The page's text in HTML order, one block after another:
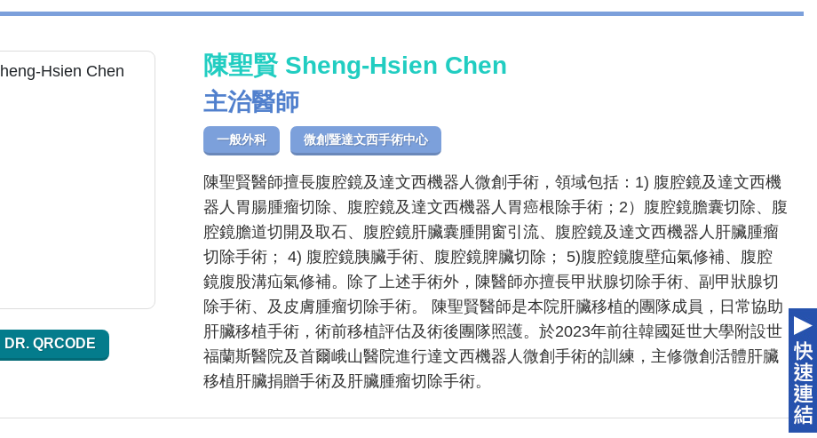
DR. QRCODE
陳聖賢 Sheng-Hsien Chen
主治醫師
一般外科 微創暨達文西手術中心
陳聖賢醫師擅長腹腔鏡及達文西機器人微創手術，領域包括：1) 腹腔鏡及達文西機
器人胃腸腫瘤切除、腹腔鏡及達文西機器人胃癌根除手術；2）腹腔鏡膽囊切除、腹
腔鏡膽道切開及取石、腹腔鏡肝臟囊腫開窗引流、腹腔鏡及達文西機器人肝臟腫瘤
切除手術； 4) 腹腔鏡胰臟手術、腹腔鏡脾臟切除； 5)腹腔鏡腹壁疝氣修補、腹腔
鏡腹股溝疝氣修補。除了上述手術外，陳醫師亦擅長甲狀腺切除手術、副甲狀腺切
除手術、及皮膚腫瘤切除手術。 陳聖賢醫師是本院肝臟移植的團隊成員，日常協助
肝臟移植手術，術前移植評估及術後團隊照護。於2023年前往韓國延世大學附設世
福蘭斯醫院及首爾峨山醫院進行達文西機器人微創手術的訓練，主修微創活體肝臟
移植肝臟捐贈手術及肝臟腫瘤切除手術。